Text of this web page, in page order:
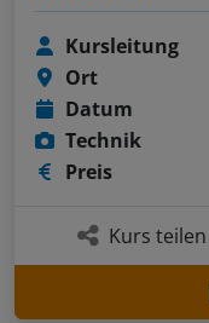
Kursleitung
Ort
Datum
Technik
Preis
Kurs teilen